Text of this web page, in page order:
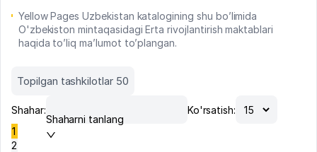
Yellow Pages Uzbekistan katalogining shu bo’limida
O'zbekiston mintaqasidagi Erta rivojlantirish maktablari
haqida to’liq ma’lumot to’plangan.
Topilgan tashkilotlar 50
Shahar:
Shaharni tanlang
Ko'rsatish:
1
2